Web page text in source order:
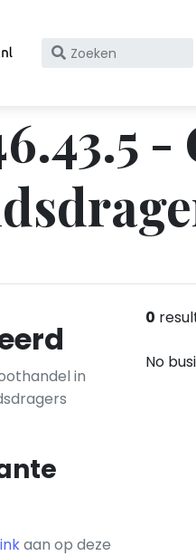
Zoek
KvK
nummer
in
aan op deze
0
No